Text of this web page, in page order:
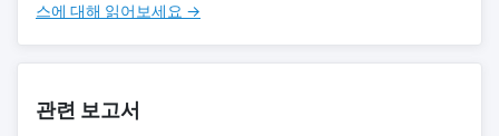
스에 대해 읽어보세요 →
관련 보고서